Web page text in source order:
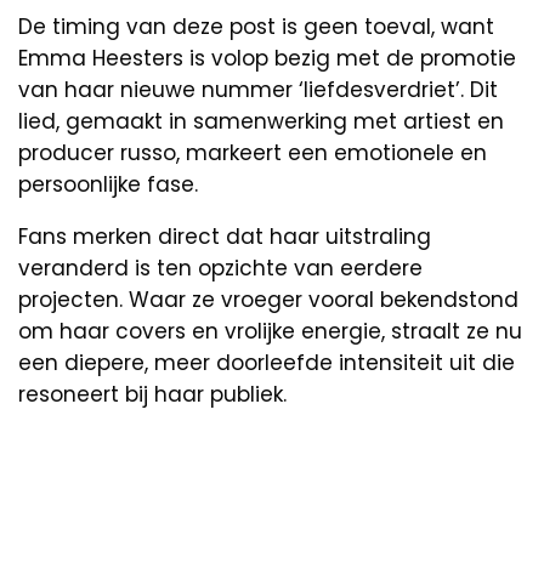
De timing van deze post is geen toeval, want
Emma Heesters is volop bezig met de promotie
van haar nieuwe nummer ‘liefdesverdriet’. Dit
lied, gemaakt in samenwerking met artiest en
producer russo, markeert een emotionele en
persoonlijke fase.
Fans merken direct dat haar uitstraling
veranderd is ten opzichte van eerdere
projecten. Waar ze vroeger vooral bekendstond
om haar covers en vrolijke energie, straalt ze nu
een diepere, meer doorleefde intensiteit uit die
resoneert bij haar publiek.